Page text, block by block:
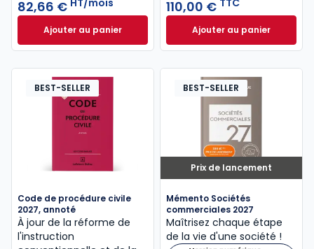
82,66 € HT/mois
Ajouter au panierGuide Paie à 82,66 € HT/mois
110,00 € TTC
Ajouter au panier
Guide du
BEST-SELLER
Code de procédure civile
2027, annoté
À jour de la réforme de
l'instruction
Prix de lancement
BEST-SELLER
Mémento Sociétés
commerciales 2027
Maîtrisez chaque étape
de la vie d'une société !